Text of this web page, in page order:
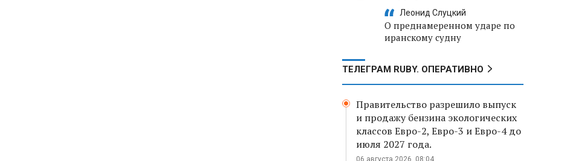
Леонид Слуцкий
О преднамеренном ударе по
иранскому судну
ТЕЛЕГРАМ RUBY. ОПЕРАТИВНО
Правительство разрешило выпуск
и продажу бензина экологических
классов Евро-2, Евро-3 и Евро-4 до
июля 2027 года.
06 августа 2026, 08:04